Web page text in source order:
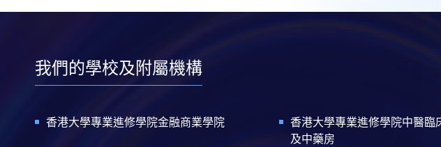
我們的學校及附屬機構
香港大學專業進修學院金融商業學院
香港大學專業進修學院中醫臨
及中藥房